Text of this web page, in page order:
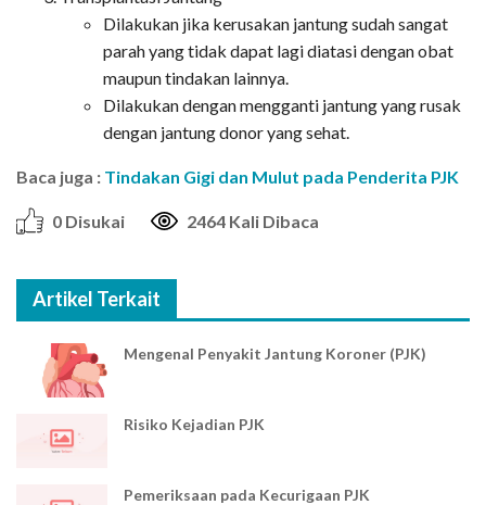
Dilakukan jika kerusakan jantung sudah sangat
parah yang tidak dapat lagi diatasi dengan obat
maupun tindakan lainnya.
Dilakukan dengan mengganti jantung yang rusak
dengan jantung donor yang sehat.
Baca juga : Tindakan Gigi dan Mulut pada Penderita PJK
0 Disukai 2464 Kali Dibaca
Artikel Terkait
Mengenal Penyakit Jantung Koroner (PJK)
Risiko Kejadian PJK
Pemeriksaan pada Kecurigaan PJK